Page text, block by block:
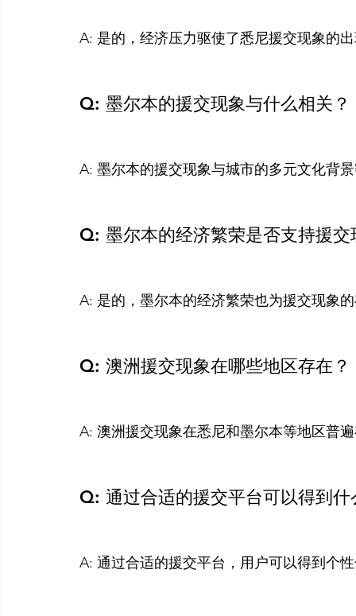
A: 是的，经济压力驱使了悉尼援交现象的
Q: 墨尔本的援交现象与什么相关？
A: 墨尔本的援交现象与城市的多元文化背
Q: 墨尔本的经济繁荣是否支持援交
A: 是的，墨尔本的经济繁荣也为援交现象
Q: 澳洲援交现象在哪些地区存在？
A: 澳洲援交现象在悉尼和墨尔本等地区普
Q: 通过合适的援交平台可以得到
A: 通过合适的援交平台，用户可以得到个